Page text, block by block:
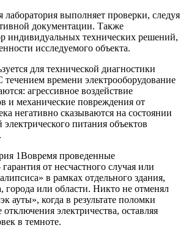
лаборатория выполняет проверки, следуя
документации. Также
индивидуальных технических решений,
исследуемого объекта.
для технической диагностики
течением времени электрооборудование
агрессивное воздействие
и механические повреждения от
негативно сказываются на состоянии
питания объектов
Вовремя проведенные
от несчастного случая или
в рамках отдельного здания,
города или области. Никто не отменял
ауты», когда в результате поломки
электричества, оставляя
в темноте.